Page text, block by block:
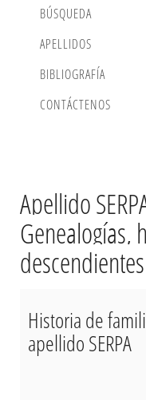
BÚSQUEDA
APELLIDOS
BIBLIOGRAFÍA
CONTÁCTENOS
Apellido
Genealogías,
Historia de
apellido SERPA